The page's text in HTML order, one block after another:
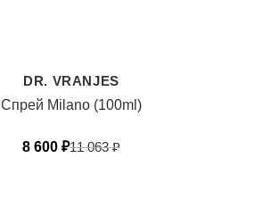
DR. VRANJES
Спрей Milano (100ml)
8 600 ₽11 063₽